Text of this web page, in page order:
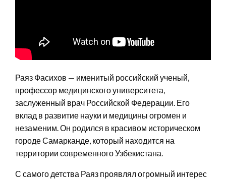
Раяз Фасихов — именитый российский ученый,
профессор медицинского университета,
заслуженный врач Российской Федерации. Его
вклад в развитие науки и медицины огромен и
незаменим. Он родился в красивом историческом
городе Самарканде, который находится на
территории современного Узбекистана.
С самого детства Раяз проявлял огромный интерес